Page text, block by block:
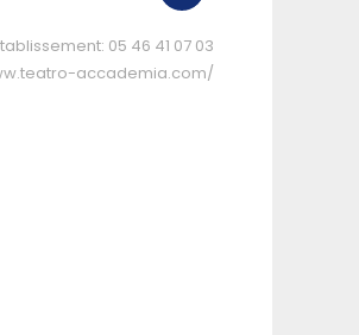
05 46 41 07 03
accademia.com/